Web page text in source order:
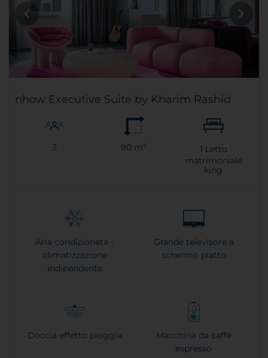
nhow Executive Suite by Kharim Rashid
3 90 m² 1 Letto
matrimoniale
king
Aria condizionata -
climatizzazione
indipendente
Grande televisore a
schermo piatto
Doccia effetto pioggia
Macchina da caffé
espresso